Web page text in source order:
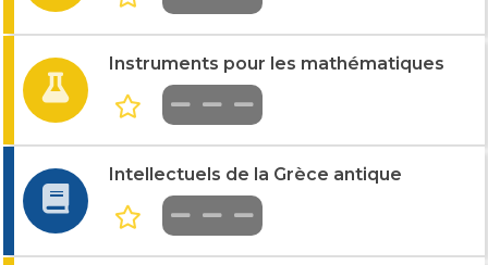
Instruments pour les mathématiques
Intellectuels de la Grèce antique